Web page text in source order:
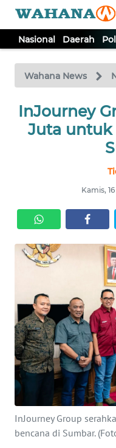
Nasional Daerah
Wahana News
InJourney
Juta untuk
Kamis,
InJourney Group
bencana di Sumbar.
TV
Tutup
NASIONAL
KRIMINAL
EKUIN
KESEHATAN
INTERNASIONAL
SERBA-SERBI
PENDIDIKAN